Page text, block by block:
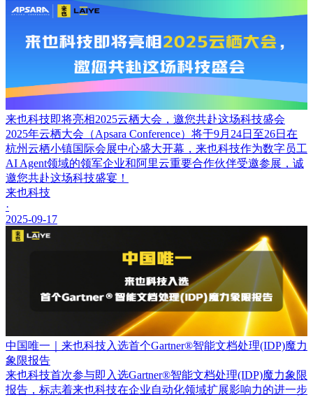
来也科技即将亮相2025云栖大会，邀您共赴这场科技盛会
2025年云栖大会（Apsara Conference）将于9月24日至26日在
杭州云栖小镇国际会展中心盛大开幕，来也科技作为数字员工
AI Agent领域的领军企业和阿里云重要合作伙伴受邀参展，诚
邀您共赴这场科技盛宴！
来也科技
·
2025-09-17
中国唯一｜来也科技入选首个Gartner®智能文档处理(IDP)魔力
象限报告
来也科技首次参与即入选Gartner®智能文档处理(IDP)魔力象限
报告，标志着来也科技在企业自动化领域扩展影响力的进一步